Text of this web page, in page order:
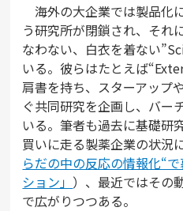
海外の大企業では製品化
う研究所が閉鎖され、それ
なわない、白衣を着ない
いる。彼らはたとえば
肩書を持ち、スターアップ
ぐ共同研究を企画し、バー
いる。筆者も過去に基礎研
買いに走る製薬企業の状況
らだの中の反応の情報化“
ション」 ）、最近ではその
で広がりつつある。